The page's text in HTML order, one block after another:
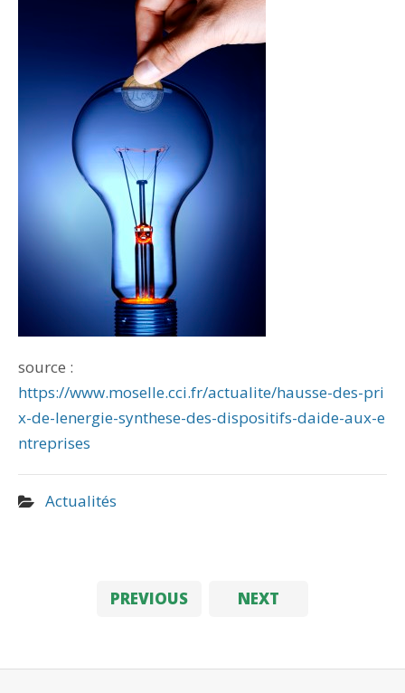
source :
https://www.moselle.cci.fr/actualite/hausse-des-pri
x-de-lenergie-synthese-des-dispositifs-daide-aux-e
ntreprises
Actualités
PREVIOUS NEXT